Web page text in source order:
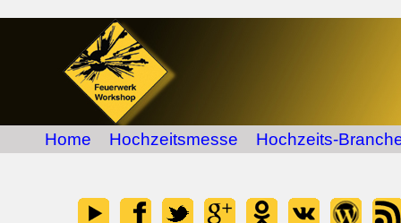
Home Hochzeitsmesse Hochzeits-